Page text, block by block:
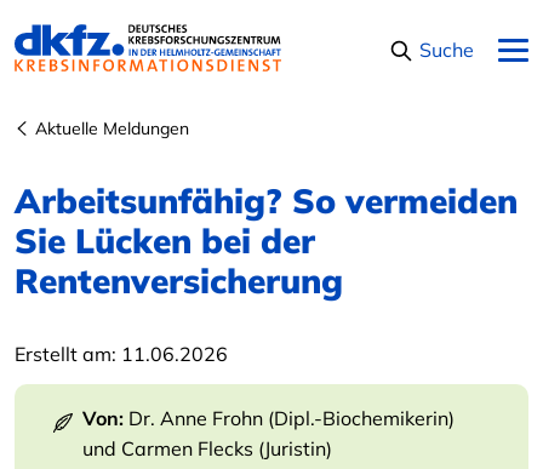
Suche
Aktuelle Meldungen
Arbeitsunfähig? So vermeiden
Sie Lücken bei der
Rentenversicherung
Erstellt am: 11.06.2026
Von: Dr. Anne Frohn (Dipl.-Biochemikerin)
und Carmen Flecks (Juristin)